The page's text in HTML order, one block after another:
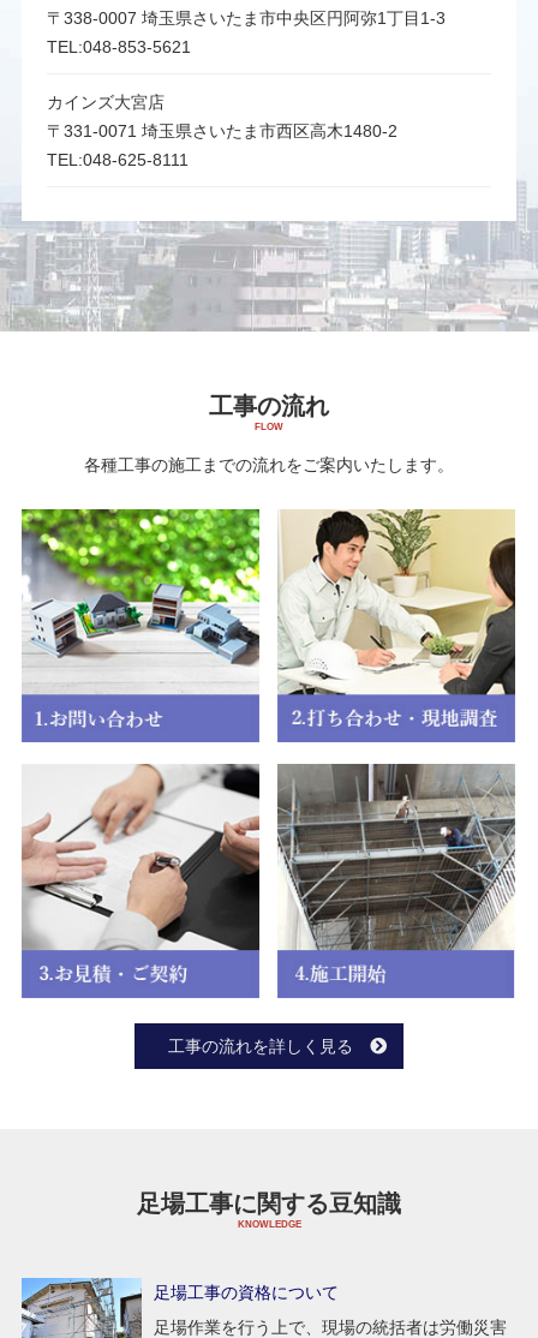
〒338-0007 埼玉県さいたま市中央区円阿弥1丁目1-3
TEL:048-853-5621
カインズ大宮店
〒331-0071 埼玉県さいたま市西区高木1480-2
TEL:048-625-8111
工事の流れ
各種工事の施工までの流れをご案内いたします。
工事の流れを詳しく見る
足場工事に関する豆知識
足場工事の資格について
足場作業を行う上で、現場の統括者は労働災害